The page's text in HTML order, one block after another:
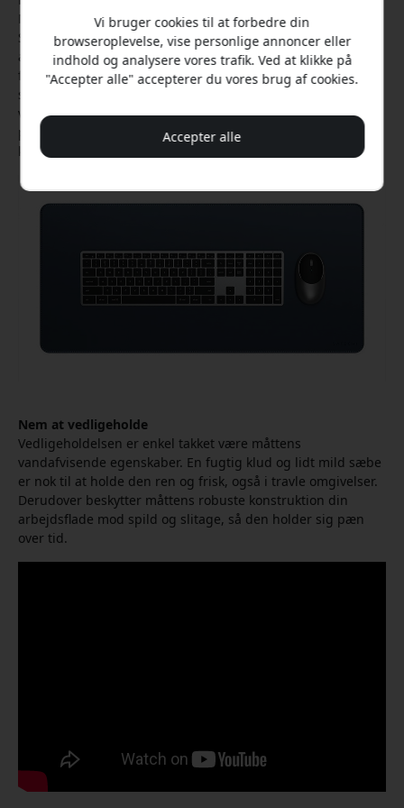
Med en længde på 68 cm og en bredde på 31 cm giver
Satechis skrivebordsmåtte god plads til både
arbejdsredskaber og personlige ejendele. Den fungerer
fremragende som musemåtte, skriveunderlag eller endda
som dækkeserviet. Uanset om du arbejder, spiller eller bare
vil holde dit skrivebord velorganiseret, passer dette alsidige
produkt perfekt. Den sømløse overflade giver også optimal
komfort under lange arbejdsperioder.
Nem at vedligeholde
Vedligeholdelsen er enkel takket være måttens
vandafvisende egenskaber. En fugtig klud og lidt mild sæbe
er nok til at holde den ren og frisk, også i travle omgivelser.
Derudover beskytter måttens robuste konstruktion din
arbejdsflade mod spild og slitage, så den holder sig pæn
over tid.
Vi bruger cookies til at forbedre din
browseroplevelse, vise personlige annoncer eller
indhold og analysere vores trafik. Ved at klikke på
"Accepter alle" accepterer du vores brug af cookies.
Accepter alle